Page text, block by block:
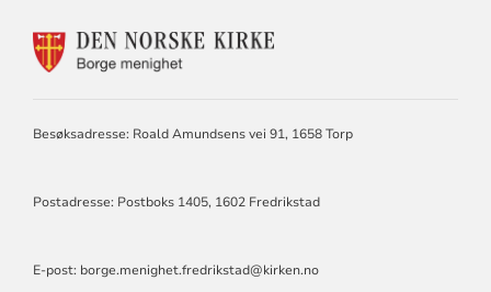
KONTAKTINFORMASJON
Besøksadresse: Roald Amundsens vei 91, 1658 Torp
Postadresse: Postboks 1405, 1602 Fredrikstad
E-post: borge.menighet.fredrikstad@kirken.no